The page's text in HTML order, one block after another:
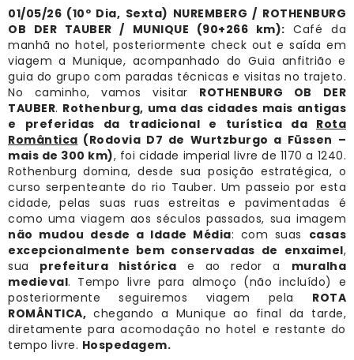
01/05/26 (10º Dia, Sexta) NUREMBERG / ROTHENBURG
OB DER TAUBER / MUNIQUE (90+266 km): Café da
manhã no hotel, posteriormente check out e saída em
viagem a Munique, acompanhado do Guia anfitrião e
guia do grupo com paradas técnicas e visitas no trajeto.
No caminho, vamos visitar ROTHENBURG OB DER
TAUBER. Rothenburg, uma das cidades mais antigas
e preferidas da tradicional e turística da Rota
Romântica (Rodovia D7 de Wurtzburgo a Füssen –
mais de 300 km), foi cidade imperial livre de 1170 a 1240.
Rothenburg domina, desde sua posição estratégica, o
curso serpenteante do rio Tauber. Um passeio por esta
cidade, pelas suas ruas estreitas e pavimentadas é
como uma viagem aos séculos passados, sua imagem
não mudou desde a Idade Média: com suas casas
excepcionalmente bem conservadas de enxaimel,
sua prefeitura histórica e ao redor a muralha
medieval. Tempo livre para almoço (não incluído) e
posteriormente seguiremos viagem pela ROTA
ROMÂNTICA, chegando a Munique ao final da tarde,
diretamente para acomodação no hotel e restante do
tempo livre. Hospedagem.